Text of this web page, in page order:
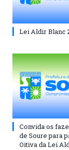
Lei Aldir Blanc
Convida os
de Soure para
Oitiva da Lei